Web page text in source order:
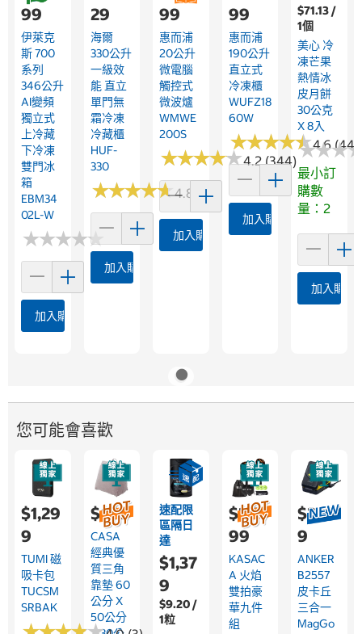
99
伊萊克
斯 700
系列
346公升
AI變頻
獨立式
上冷藏
下冷凍
雙門冰
箱
EBM34
02L-W
★★★★★
★★★★★
加入購物車
29
海爾
330公升
一級效
能 直立
單門無
霜冷凍
冷藏櫃
HUF-
330
★★★★★
★★★★★4.8 (12)
加入購物車
99
惠而浦
20公升
微電腦
觸控式
微波爐
WMWE
200S
★★★★★
★★★★★4.2 (344)
加入購物車
99
惠而浦
190公升
直立式
冷凍櫃
WUFZ18
60W
★★★★★
★★★★★4.6
加入購物車
$71.13 /
1個
美心 冷
凍芒果
熱情冰
皮月餅
30公克
X 8入
★★★
★★★
最小訂
購數
量：2
加入購物
您可能會喜歡
$1,29
9
TUMI 磁
吸卡包
TUCSM
SRBAK
$639
CASA
經典優
質三角
靠墊 60
公分 X
50公分
速配限
區隔日
達
$1,37
9
$9.20 /
1粒
$2,0
99
KASAC
A 火焰
雙拍豪
華九件
組
$2,19
9
ANKER
B2557
皮卡丘
三合一
MagGo